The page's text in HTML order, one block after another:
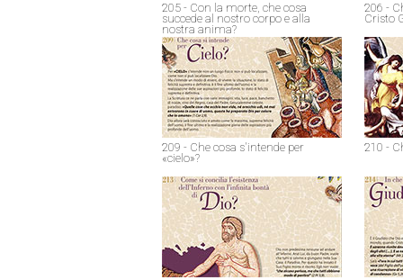
205 - Con la morte, che cosa
succede al nostro corpo e alla
nostra anima?
206 -
Cristo
209 - Che cosa s'intende per
«cielo»?
210 -